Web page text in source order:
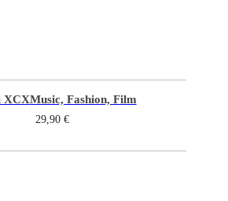
XCXMusic, Fashion, Film
29,90 €